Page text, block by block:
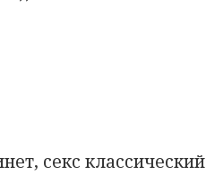
секс классический